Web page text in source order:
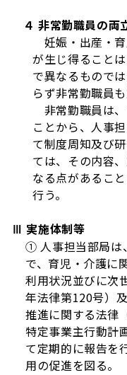
４ 非常勤職員の両
妊娠・出産・
が生じ得ること
で異なるもので
らず非常勤職員
非常勤職員は
ことから、人事
て制度周知及び
ては、その内容
なる点があるこ
行う。
Ⅲ 実施体制等
① 人事担当部局は
で、育児・介護に
利用状況並びに次
年法律第120号）
推進に関する法律
特定事業主行動計
て定期的に報告を
用の促進を図る。